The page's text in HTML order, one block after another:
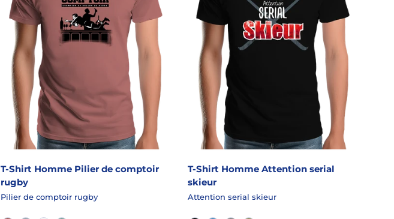
T-Shirt Homme Pilier de comptoir
rugby
Pilier de comptoir rugby
T-Shirt Homme Attention serial
skieur
Attention serial skieur